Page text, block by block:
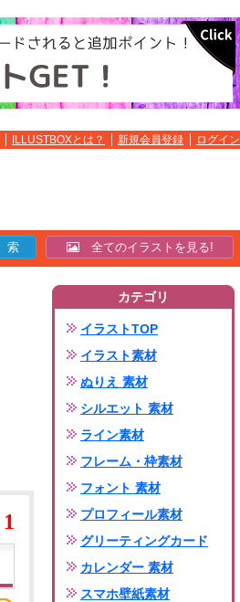
ILLUSTBOXとは？ 新規会員登録 ログイン
全てのイラストを見る!
1
カテゴリ
イラストTOP
イラスト素材
ぬりえ 素材
シルエット 素材
ライン素材
フレーム・枠素材
フォント 素材
プロフィール素材
グリーティングカード
カレンダー 素材
スマホ壁紙素材